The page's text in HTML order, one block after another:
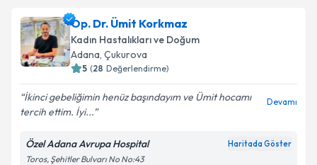
Op. Dr. Ümit Korkmaz
Kadın Hastalıkları ve Doğum
Adana, Çukurova
5 (28 Değerlendirme)
İkinci gebeliğimin henüz başındayım ve Ümit hocamı
tercih ettim. İyi...
Devamı
Özel Adana Avrupa Hospital Haritada Göster
Toros, Şehitler Bulvarı No No:43